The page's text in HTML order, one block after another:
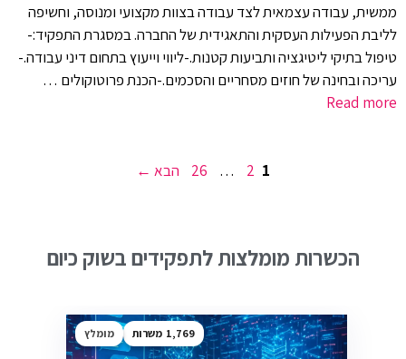
ממשית, עבודה עצמאית לצד עבודה בצוות מקצועי ומנוסה, וחשיפה
לליבת הפעילות העסקית והתאגידית של החברה. במסגרת התפקיד:-
טיפול בתיקי ליטיגציה ותביעות קטנות.-ליווי וייעוץ בתחום דיני עבודה.-
עריכה ובחינה של חוזים מסחריים והסכמים.-הכנת פרוטוקולים …
Read more
עמוד
1 עמוד
2
… עמוד
26 הבא →
הכשרות מומלצות לתפקידים בשוק כיום
1,769 מומלץ